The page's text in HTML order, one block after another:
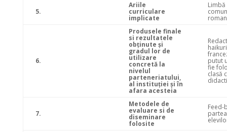
5.
Ariile
curriculare
implicate
Limbă
6.
Produsele finale
si rezultatele
obţinute şi
gradul lor de
utilizare
concretă la
nivelul
parteneriatului,
al instituţiei şi în
afara acesteia
putut
fie
clasă
7.
Metodele de
evaluare si de
diseminare
folosite
Feed-
partea